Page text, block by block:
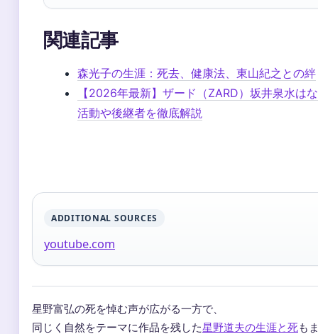
関連記事
森光子の生涯：死去、健康法、東山紀之との絆
【2026年最新】ザード（ZARD）坂井泉水は
活動や後継者を徹底解説
ADDITIONAL SOURCES
youtube.com
星野富弘の死を悼む声が広がる一方で、
同じく自然をテーマに作品を残した星野道夫の生涯と死も